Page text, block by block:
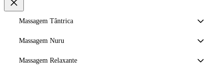
Massagem Tântrica
Massagem Nuru
Massagem Relaxante